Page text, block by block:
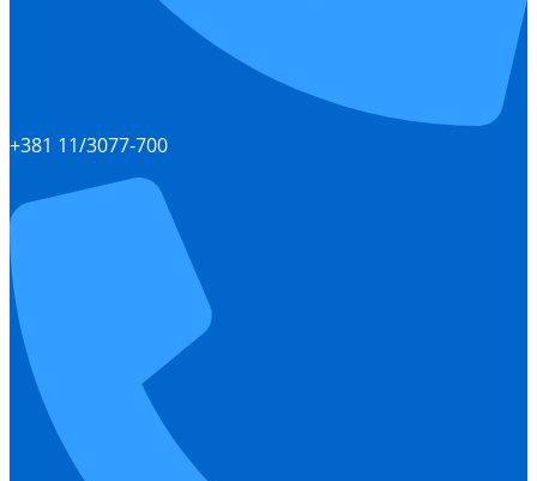
+381 11/3077-700